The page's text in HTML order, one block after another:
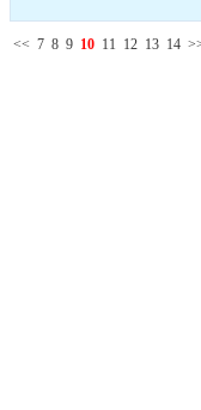
<< 7 8 9 10 11 12 13 14